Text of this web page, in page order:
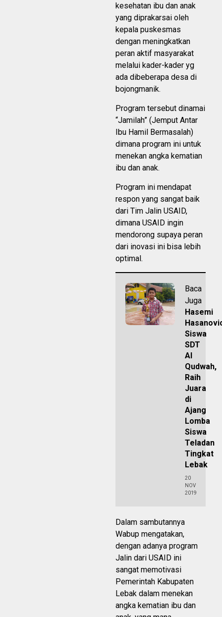
kesehatan ibu dan anak
yang diprakarsai oleh
kepala puskesmas
dengan meningkatkan
peran aktif masyarakat
melalui kader-kader yg
ada dibeberapa desa di
bojongmanik.
Program tersebut dinamai
“Jamilah” (Jemput Antar
Ibu Hamil Bermasalah)
dimana program ini untuk
menekan angka kematian
ibu dan anak.
Program ini mendapat
respon yang sangat baik
dari Tim Jalin USAID,
dimana USAID ingin
mendorong supaya peran
dari inovasi ini bisa lebih
optimal.
Baca
Juga
Hasemi
Siswa
SDT
Al
Qudwah,
Raih
Juara
di
Ajang
Lomba
Siswa
Teladan
Tingkat
Lebak
20
NOV
2019
Dalam sambutannya
Wabup mengatakan,
dengan adanya program
Jalin dari USAID ini
sangat memotivasi
Pemerintah Kabupaten
Lebak dalam menekan
angka kematian ibu dan